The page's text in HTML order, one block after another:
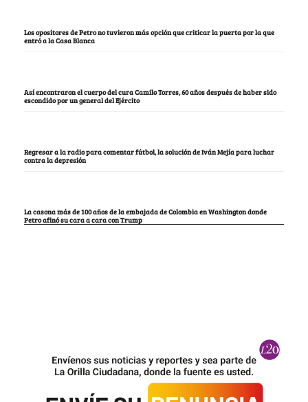
Los opositores de Petro no tuvieron más opción que criticar la puerta por la que
entró a la Casa Blanca
Así encontraron el cuerpo del cura Camilo Torres, 60 años después de haber sido
escondido por un general del Ejército
Regresar a la radio para comentar fútbol, la solución de Iván Mejía para luchar
contra la depresión
La casona más de 100 años de la embajada de Colombia en Washington donde
Petro afinó su cara a cara con Trump